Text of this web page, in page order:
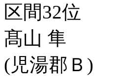
区間32位
髙山 隼
(児湯郡Ｂ)